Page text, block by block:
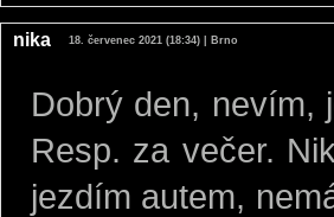
nika 18. červenec 2021 (18:34) | Brno
Dobrý den, nevím,
Resp. za večer.
jezdím autem,